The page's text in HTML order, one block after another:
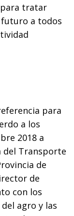
para tratar
a todos
para
a los
2018 a
del Transporte
de
de
con los
agro y las